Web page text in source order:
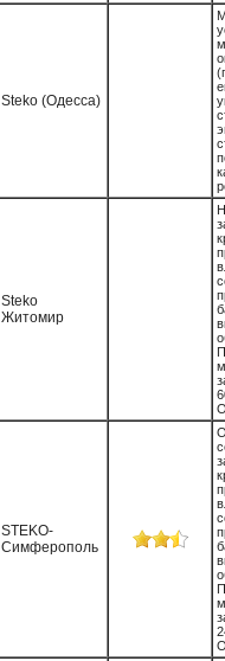
Steko (Одесса)
Steko
Житомир
STEKO-
Симферополь